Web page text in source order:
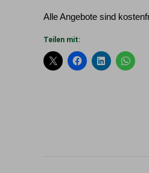
Alle Angebote sind
Teilen mit: